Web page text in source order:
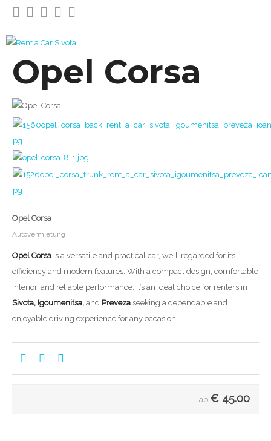
Opel Corsa
Opel Corsa
Autovermietung
Opel Corsa is a versatile and practical car, well-regarded for its
efficiency and modern features. With a compact design, comfortable
interior, and reliable performance, it’s an ideal choice for renters in
Sivota, Igoumenitsa, and Preveza seeking a dependable and
enjoyable driving experience for any occasion.
ab € 45.00